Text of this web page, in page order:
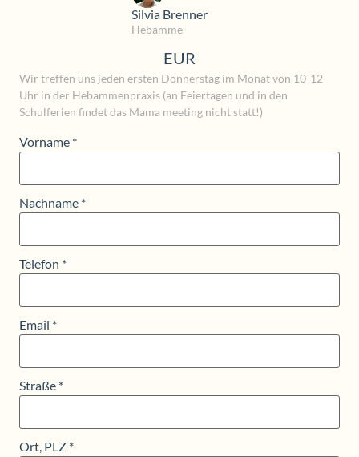
Silvia Brenner
Hebamme
EUR
Wir treffen uns jeden ersten Donnerstag im Monat von 10-12
Uhr in der Hebammenpraxis (an Feiertagen und in den
Schulferien findet das Mama meeting nicht statt!)
Vorname *
Nachname *
Telefon *
Email *
Straße *
Ort, PLZ *